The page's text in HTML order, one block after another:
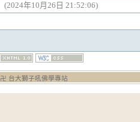
(2024年10月26日 21:52:06)
卍 台大獅子吼佛學專站